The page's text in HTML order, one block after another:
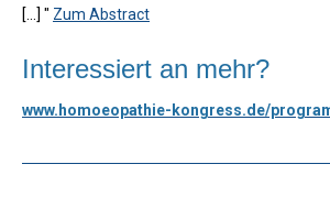
[...] " Zum Abstract
Interessiert an mehr?
www.homoeopathie-kongress.de/